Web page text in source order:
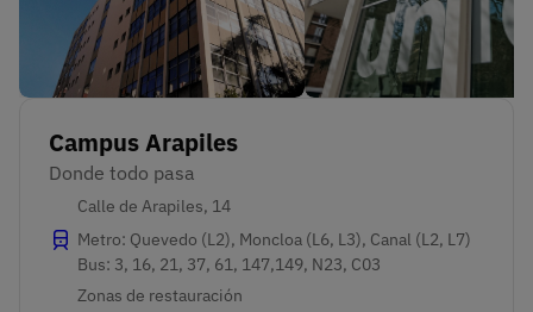
Campus Arapiles
Donde todo pasa
Calle de Arapiles, 14
Metro: Quevedo (L2), Moncloa (L6, L3), Canal (L2, L7)
Bus: 3, 16, 21, 37, 61, 147,149, N23, C03
Zonas de restauración